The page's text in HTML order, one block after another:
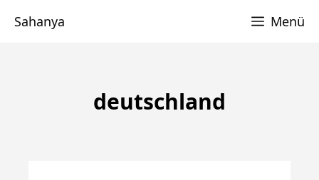
Sahanya Menü
deutschland